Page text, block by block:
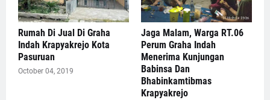
Rumah Di Jual Di Graha
Indah Krapyakrejo Kota
Pasuruan
October 04, 2019
Jaga Malam, Warga RT.06
Perum Graha Indah
Menerima Kunjungan
Babinsa Dan
Bhabinkamtibmas
Krapyakrejo